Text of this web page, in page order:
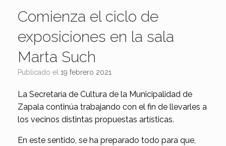
Comienza el ciclo de
exposiciones en la sala
Marta Such
Publicado el 19 febrero 2021
La Secretaría de Cultura de la Municipalidad de
Zapala continúa trabajando con el fin de llevarles a
los vecinos distintas propuestas artísticas.
En este sentido, se ha preparado todo para que,